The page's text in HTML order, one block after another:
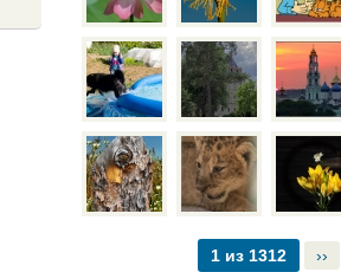
1 из 1312 ››